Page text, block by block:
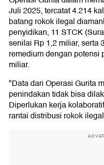
Juli 2025, tercatat 4.214
batang rokok ilegal
penyidikan, 11 STCK
senilai Rp 1,2 miliar, serta
remedium dengan
miliar.
"Data dari Operasi Gurita
penindakan tidak bisa
Diperlukan kerja
rantai distribusi rokok